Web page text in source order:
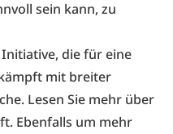
sein kann, zu
die für eine
mit breiter
Lesen Sie mehr über
Ebenfalls um mehr